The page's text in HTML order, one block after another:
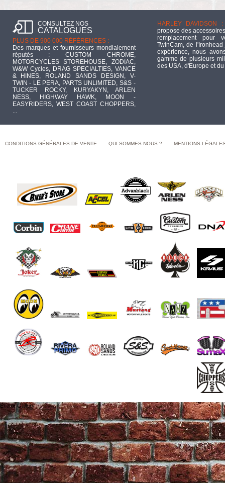
CONSULTEZ NOS
CATALOGUES
PLUS DE 900 000 RÉFÉRENCES :
Des marques et fournisseurs mondialement
réputés : CUSTOM CHROME,
MOTORCYCLES STOREHOUSE, ZODIAC,
W&W Cycles, DRAG SPECIALTIES, VANCE
& HINES, ROLAND SANDS DESIGN, V-
TWIN - LE PERA, PARTS UNLIMITED, S&S -
TUCKER ROCKY, KURYAKYN, ARLEN
NESS, HIGHWAY HAWK, MOON -
EASYRIDERS, WEST COAST CHOPPERS,
...
HARLEY DAVIDSON :
propose des
remplacement pour
TwinCam, de
expérience, nous
gamme de plusieurs
des USA, d'Europe et
CONDITIONS GÉNÉRALES DE VENTE QUI SOMMES-NOUS ? MENTIONS
End of Gallery